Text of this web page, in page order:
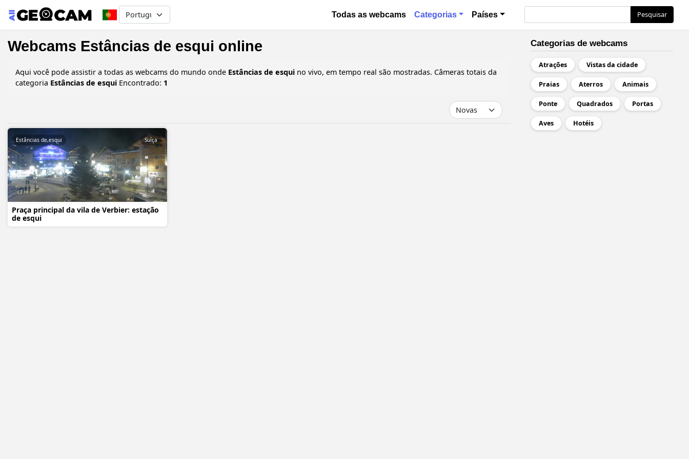
Select your language Основная навигация
Todas as webcams Categorias Países Pesquisar
Webcams Estâncias de esqui online
Aqui você pode assistir a todas as webcams do mundo onde Estâncias de esqui no vivo, em tempo real são mostradas. Câmeras totais da
categoria Estâncias de esqui Encontrado: 1
Praça principal da vila de Verbier: estação
de esqui
Estâncias de esqui Suíça
Categorias de webcams
Atrações Vistas da cidade
Praias Aterros Animais
Ponte Quadrados Portas
Aves Hotéis